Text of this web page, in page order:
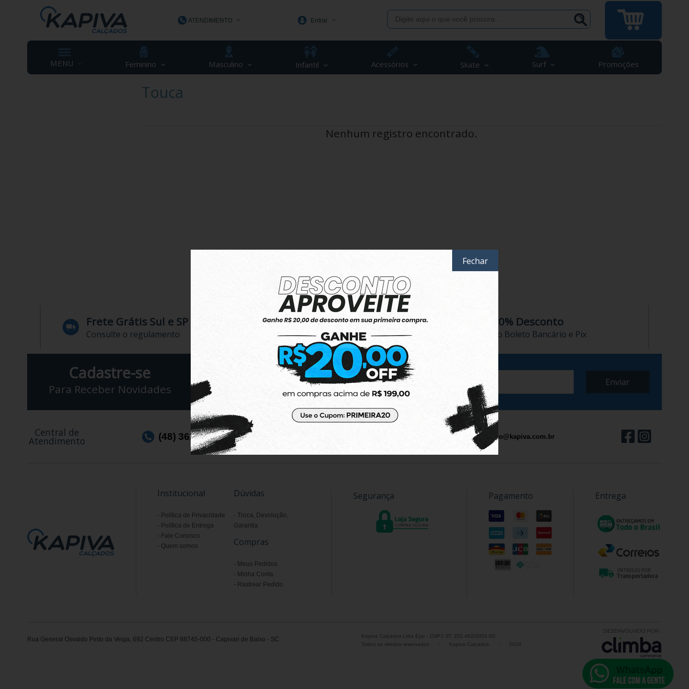
ATENDIMENTO
(48) 3623-1991
Entrar
MENU Feminino Masculino Infantil Acessórios Skate Surf Promoções
Touca
Nenhum registro encontrado.
Frete Grátis Sul e SP
Consulte o regulamento
6x Sem Juros
no Cartão de Crédito
10% Desconto
no Boleto Bancário e Pix
Cadastre-se
Para Receber Novidades
Central de
Atendimento (48) 3623-1991 contato@kapiva.com.br
Institucional
Política de Privacidade
Política de Entrega
Fale Conosco
Quem somos
Dúvidas
Troca, Devolução,
Garantia
Compras
Meus Pedidos
Minha Conta
Rastrear Pedido
Segurança Pagamento Entrega
Rua General Osvaldo Pinto da Veiga, 692 Centro CEP 88745-000 - Capivari de Baixo - SC
Kapiva Calçados Ltda Epp - CNPJ: 97.352.462/0001-00
Todos os direitos reservados
- Kapiva Calçados - 2026
Fechar